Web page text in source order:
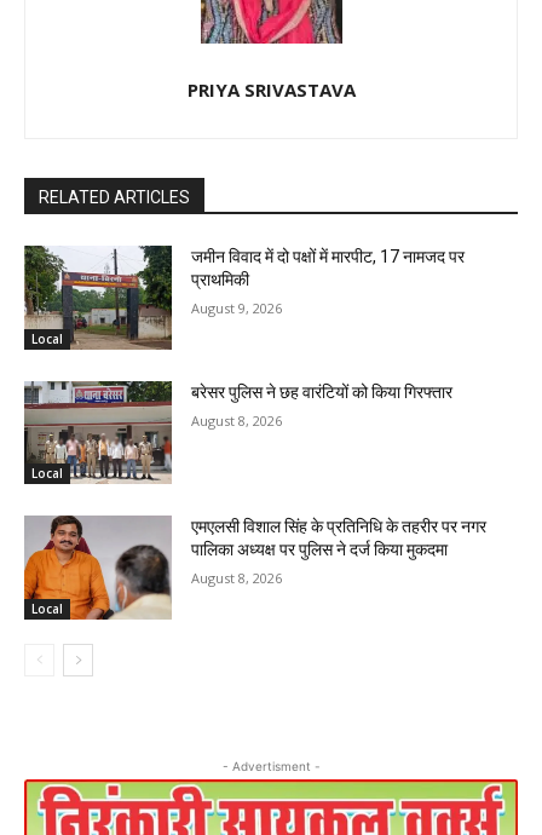
PRIYA SRIVASTAVA
RELATED ARTICLES
Local
जमीन विवाद में दो पक्षों में मारपीट, 17 नामजद पर
प्राथमिकी
August 9, 2026
Local
बरेसर पुलिस ने छह वारंटियों को किया गिरफ्तार
August 8, 2026
Local
एमएलसी विशाल सिंह के प्रतिनिधि के तहरीर पर नगर
पालिका अध्यक्ष पर पुलिस ने दर्ज किया मुकदमा
August 8, 2026
- Advertisment -